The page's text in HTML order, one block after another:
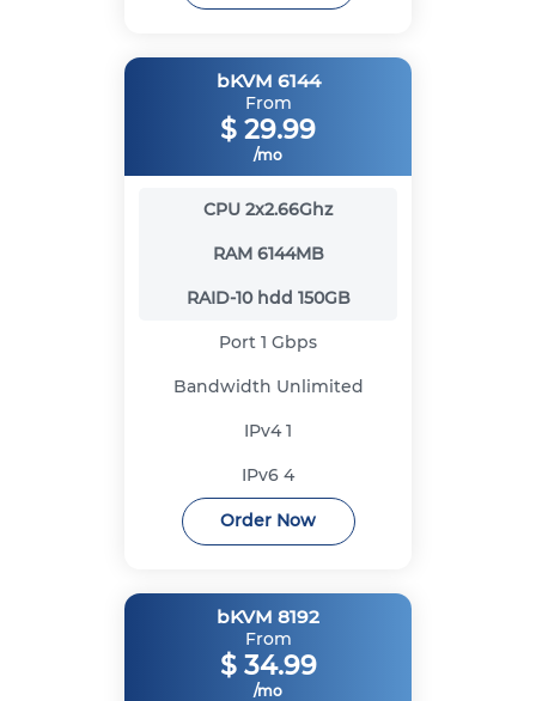
bKVM 6144
From
$ 29.99
/mo
CPU 2x2.66Ghz
RAM 6144MB
RAID-10 hdd 150GB
Port 1 Gbps
Bandwidth Unlimited
IPv41
IPv6 4
Order Now
bKVM 8192
From
$ 34.99
/mo